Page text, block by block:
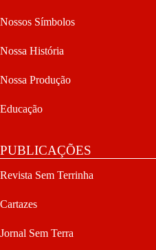
Nossos Símbolos
Nossa História
Nossa Produção
Educação
PUBLICAÇÕES
Revista Sem Terrinha
Cartazes
Jornal Sem Terra